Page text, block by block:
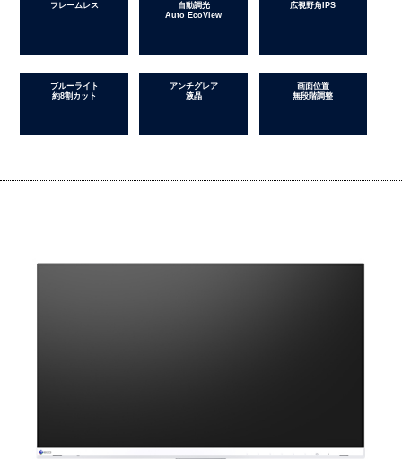
フレームレス
自動調光
Auto EcoView
広視野角IPS
ブルーライト
約8割カット
アンチグレア
液晶
画面位置
無段階調整